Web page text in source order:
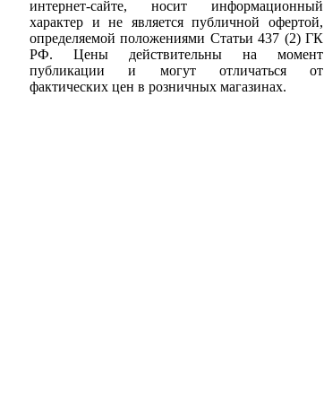
интернет-сайте, носит информационный
характер и не является публичной офертой,
определяемой положениями Статьи 437 (2) ГК
РФ. Цены действительны на момент
публикации и могут отличаться от
фактических цен в розничных магазинах.